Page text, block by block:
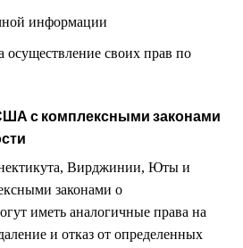
информации
осуществление своих прав по
с комплексными законами
Вирджинии, Юты и
законами о
иметь аналогичные права на
и отказ от определенных